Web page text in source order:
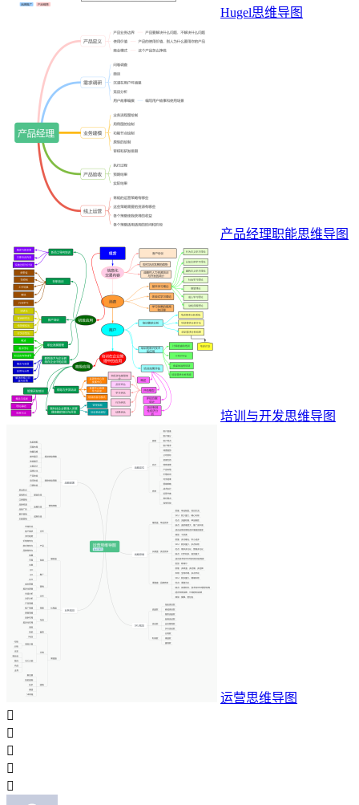
Hugel思维导图
产品经理职能思维导图
培训与开发思维导图
运营思维导图




